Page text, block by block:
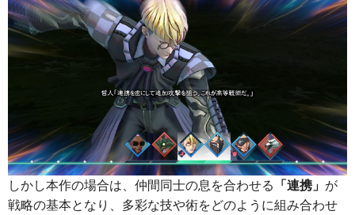
しかし本作の場合は、仲間同士の息を合わせる 「連携」 が
戦略の基本となり、多彩な技や術をどのように組み合わせ